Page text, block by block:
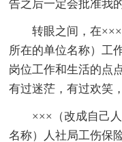
告之后一定会批准我
转眼之间，在
所在的单位名称）工
岗位工作和生活的点
有过迷茫，有过欢笑
×××（改成自己
名称）人社局工伤保